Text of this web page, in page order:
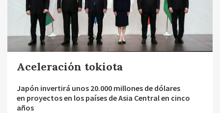
Aceleración tokiota
Japón invertirá unos 20.000 millones de dólares
en proyectos en los países de Asia Central en cinco
años